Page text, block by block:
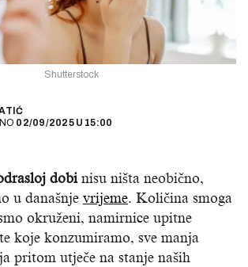
Shutterstock
02/09/2025 U 15:00
dobinisu ništa neobično,
u današnje vrijeme. Količina smoga
okruženi, namirnice upitne
koje konzumiramo, sve manja
pritom utječe na stanje naših